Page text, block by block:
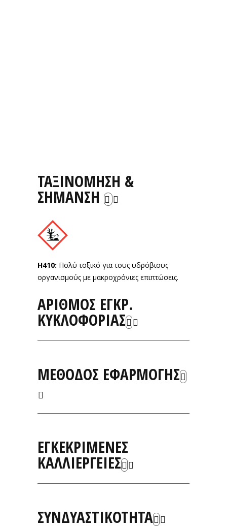
ΤΑΞΙΝΟΜΗΣΗ &
ΣΗΜΑΝΣΗ
Η410: Πολύ τοξικό για τους υδρόβιους
οργανισμούς με μακροχρόνιες επιπτώσεις.
ΑΡΙΘΜΟΣ ΕΓΚΡ.
ΚΥΚΛΟΦΟΡΙΑΣ
ΜΕΘΟΔΟΣ ΕΦΑΡΜΟΓΗΣ
ΕΓΚΕΚΡΙΜΕΝΕΣ
ΚΑΛΛΙΕΡΓΕΙΕΣ
ΣΥΝΔΥΑΣΤΙΚΟΤΗΤΑ